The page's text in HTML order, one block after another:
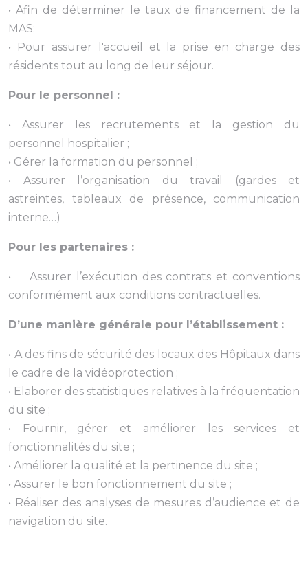
• Afin de déterminer le taux de financement de la
MAS;
• Pour assurer l'accueil et la prise en charge des
résidents tout au long de leur séjour.
Pour le personnel :
• Assurer les recrutements et la gestion du
personnel hospitalier ;
• Gérer la formation du personnel ;
• Assurer l’organisation du travail (gardes et
astreintes, tableaux de présence, communication
interne…)
Pour les partenaires :
• Assurer l’exécution des contrats et conventions
conformément aux conditions contractuelles.
D’une manière générale pour l’établissement :
• A des fins de sécurité des locaux des Hôpitaux dans
le cadre de la vidéoprotection ;
• Elaborer des statistiques relatives à la fréquentation
du site ;
• Fournir, gérer et améliorer les services et
fonctionnalités du site ;
• Améliorer la qualité et la pertinence du site ;
• Assurer le bon fonctionnement du site ;
• Réaliser des analyses de mesures d’audience et de
navigation du site.